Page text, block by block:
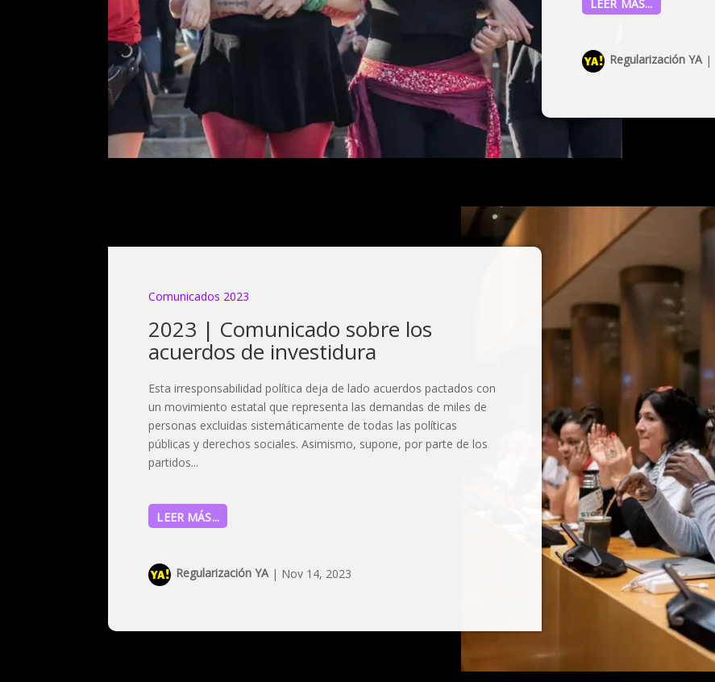
LEER MÁS...
Regularización YA|
Comunicados 2023
2023 | Comunicado sobre los
acuerdos de investidura
Esta irresponsabilidad política deja de lado acuerdos pactados con
un movimiento estatal que representa las demandas de miles de
personas excluidas sistemáticamente de todas las políticas
públicas y derechos sociales. Asimismo, supone, por parte de los
partidos...
LEER MÁS...
Regularización YA| Nov 14, 2023